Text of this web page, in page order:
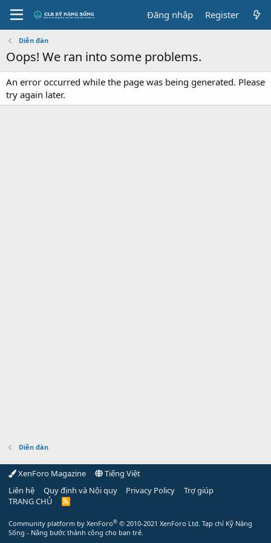
Đăng nhập Register
Diễn đàn
Oops! We ran into some problems.
An error occurred while the page was being generated. Please
try again later.
Diễn đàn
XenForo Magazine
Tiếng Việt
Liên hệ
Quy định và Nội quy Privacy Policy
Trợ giúp
TRANG CHỦ
R
Community platform by XenForo® © 2010-2021 XenForo Ltd. Tạp chí Kỹ Năng
Sống - Nâng bước thành công cho bạn trẻ.